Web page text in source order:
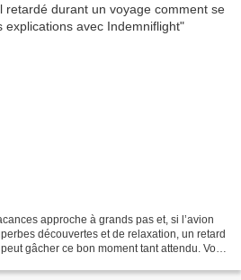
approche à grands pas et, si l’avion
découvertes et de relaxation, un retard
gâcher ce bon moment tant attendu. Voici